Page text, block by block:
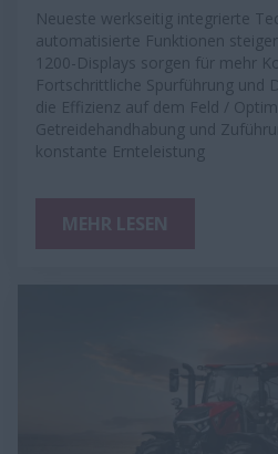
Neueste werkseitig integrierte
automatisierte Funktionen
1200-Displays sorgen für mehr
Fortschrittliche Spurführung und
die Effizienz auf dem Feld /
Getreidehandhabung und
konstante Ernteleistung